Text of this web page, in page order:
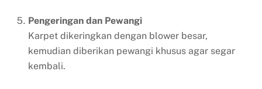
Pengeringan dan Pewangi
Karpet dikeringkan dengan blower besar,
kemudian diberikan pewangi khusus agar segar
kembali.